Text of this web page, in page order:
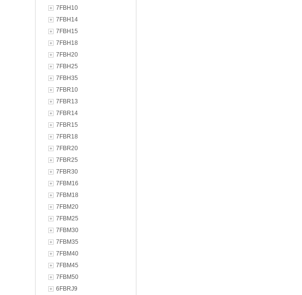
7FBH10
7FBH14
7FBH15
7FBH18
7FBH20
7FBH25
7FBH35
7FBR10
7FBR13
7FBR14
7FBR15
7FBR18
7FBR20
7FBR25
7FBR30
7FBM16
7FBM18
7FBM20
7FBM25
7FBM30
7FBM35
7FBM40
7FBM45
7FBM50
6FBRJ9